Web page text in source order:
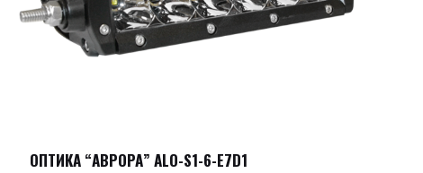
ОПТИКА “АВРОРА” ALO-S1-6-E7D1